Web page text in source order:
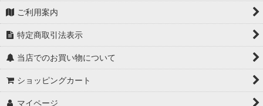
ご利用案内
特定商取引法表示
当店でのお買い物について
ショッピングカート
マイページ